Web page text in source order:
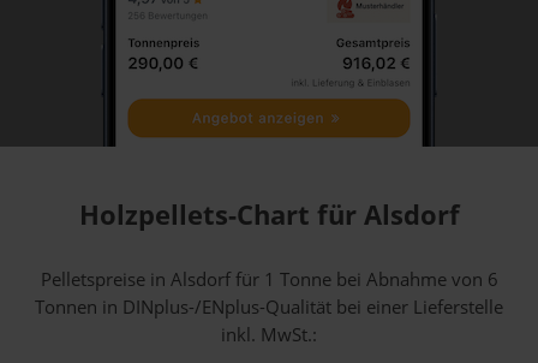
Holzpellets-Chart für Alsdorf
Pelletspreise in Alsdorf für 1 Tonne bei Abnahmevon 6
Tonnen in DINplus-/ENplus-Qualität bei einer Lieferstelle
inkl. MwSt.: